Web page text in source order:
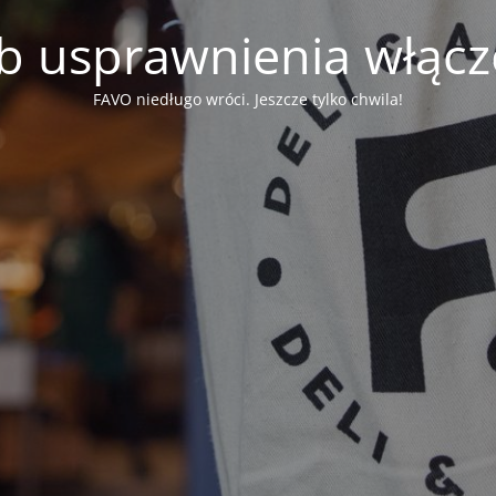
usprawnienia
FAVO niedługo wróci. Jeszcze tylko chwila!